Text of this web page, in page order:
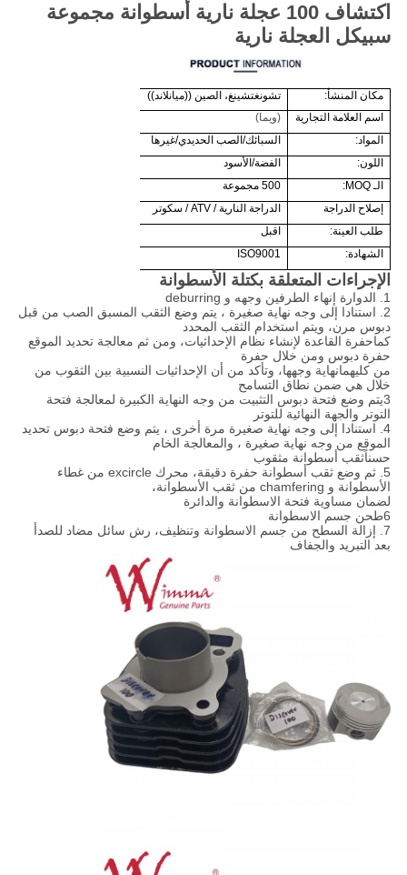
اكتشاف 100 عجلة نارية أسطوانة مجموعة
سبيكل العجلة نارية
مكان المنشأ:
تشونغتشينغ، الصين ((ميانلاند))
اسم العلامة التجارية
(ويما)
المواد:
السبائك/الصب الحديدي/غيرها
اللون:
الفضة/الأسود
الـ MOQ:
500 مجموعة
إصلاح الدراجة
الدراجة النارية / ATV / سكوتر
طلب العينة:
اقبل
الشهادة:
ISO9001
الإجراءات المتعلقة بكتلة الأسطوانة
1. الدوارة إنهاء الطرفين وجهه و deburring
2. استنادا إلى وجه نهاية صغيرة ، يتم وضع الثقب المسبق الصب من قبل
دبوس مرن، ويتم استخدام الثقب المحدد
كماحفرة القاعدة لإنشاء نظام الإحداثيات، ومن ثم معالجة تحديد الموقع
حفرة دبوس ومن خلال حفرة
من كليهمانهاية وجهها، وتأكد من أن الإحداثيات النسبية بين الثقوب من
خلال هي ضمن نطاق التسامح
3يتم وضع فتحة دبوس التثبيت من وجه النهاية الكبيرة لمعالجة فتحة
التوتر والجهة النهائية للتوتر
4. استنادا إلى وجه نهاية صغيرة مرة أخرى ، يتم وضع فتحة دبوس تحديد
الموقع من وجه نهاية صغيرة ، والمعالجة الخام
حسناًثقب أسطوانة مثقوب
5. ثم وضع ثقب أسطوانة حفرة دقيقة، محرك excircle من غطاء
الأسطوانة و chamfering من ثقب الأسطوانة،
لضمان مساوية فتحة الاسطوانة والدائرة
6طحن جسم الاسطوانة
7. إزالة السطح من جسم الاسطوانة وتنظيف، رش سائل مضاد للصدأ
بعد التبريد والجفاف